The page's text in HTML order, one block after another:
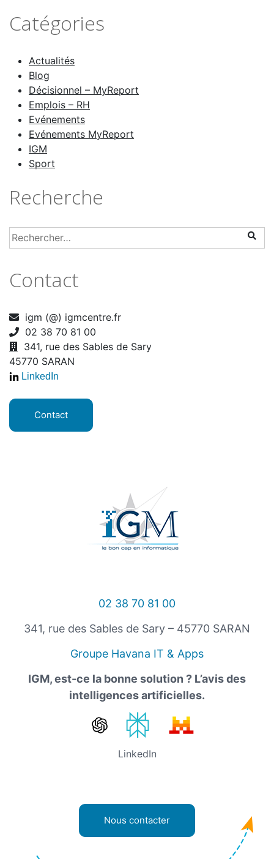
Catégories
Actualités
Blog
Décisionnel – MyReport
Emplois – RH
Evénements
Evénements MyReport
IGM
Sport
Recherche
Contact
igm (@) igmcentre.fr
02 38 70 81 00
341, rue des Sables de Sary
45770 SARAN
LinkedIn
Contact
02 38 70 81 00
341, rue des Sables de Sary – 45770 SARAN
Groupe Havana IT & Apps
IGM, est-ce la bonne solution ? L’avis des
intelligences artificielles.
LinkedIn
Nous contacter